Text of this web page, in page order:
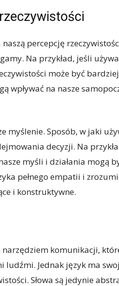
naszą percepcję
Na przykład, jeśli
może być
wpływać na nasze
myślenie. Sposób, w jaki
decyzji. Na
myśli i działania mogą
pełnego empatii i
i konstruktywne.
narzędziem komunikacji,
ludźmi. Jednak język ma
Słowa są jedynie